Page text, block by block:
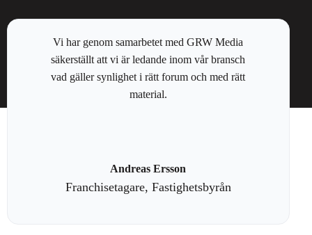
Vi har genom samarbetet med GRW Media
säkerställt att vi är ledande inom vår bransch
vad gäller synlighet i rätt forum och med rätt
material.
Andreas Ersson
Franchisetagare, Fastighetsbyrån